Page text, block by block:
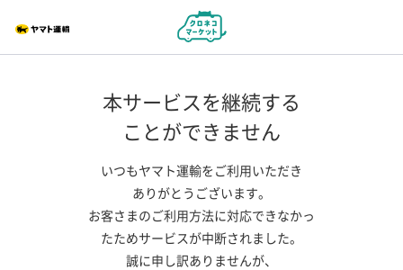
本サービスを継続する
ことができません
いつもヤマト運輸をご利用いただき
ありがとうございます。
お客さまのご利用方法に対応できなかっ
たためサービスが中断されました。
誠に申し訳ありませんが、